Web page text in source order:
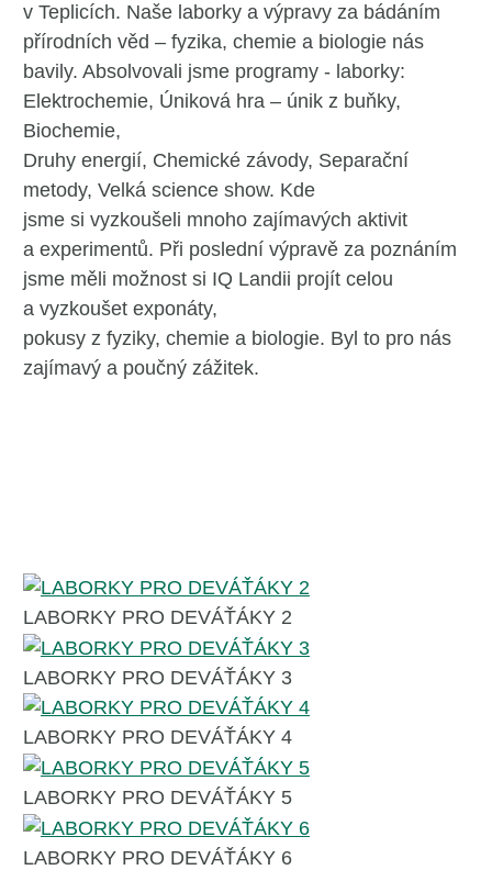
v Teplicích. Naše laborky a výpravy za bádáním
přírodních věd – fyzika, chemie a biologie nás
bavily. Absolvovali jsme programy - laborky:
Elektrochemie, Úniková hra – únik z buňky,
Biochemie,
Druhy energií, Chemické závody, Separační
metody, Velká science show. Kde
jsme si vyzkoušeli mnoho zajímavých aktivit
a experimentů. Při poslední výpravě za poznáním
jsme měli možnost si IQ Landii projít celou
a vyzkoušet exponáty,
pokusy z fyziky, chemie a biologie. Byl to pro nás
zajímavý a poučný zážitek.
LABORKY PRO DEVÁŤÁKY 2
LABORKY PRO DEVÁŤÁKY 3
LABORKY PRO DEVÁŤÁKY 4
LABORKY PRO DEVÁŤÁKY 5
LABORKY PRO DEVÁŤÁKY 6